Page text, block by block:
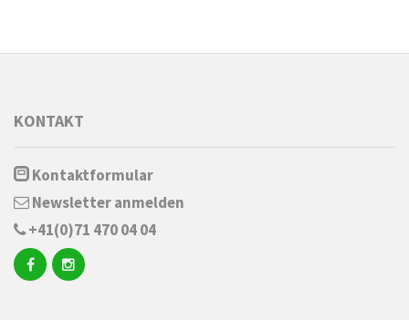
KONTAKT
Kontaktformular
Newsletter anmelden
+41(0)71 470 04 04